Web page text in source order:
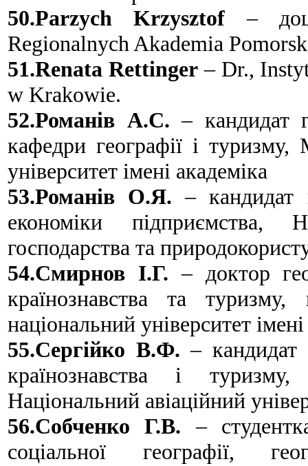
50.Parzych Krzysztof –
Regionalnych Akademia
51.Renata Rettinger– Dr.,
w Krakowie.
52.Романів А.С. – кандидат
кафедри географії і туризму,
університет імені
53.Романів О.Я. – кандидат
економіки підприємства,
господарства та
54.Смирнов І.Г. – доктор
країнознавства та туризму,
національний університет
55.Сергійко В.Ф. – кандидат
країнознавства і
Національний авіаційний
56.Собченко Г.В. –
соціальної географії,